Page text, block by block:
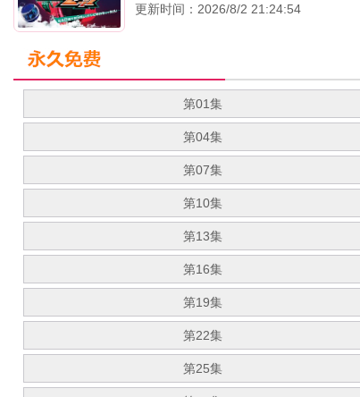
更新时间：2026/8/2 21:24:54
第01集
第04集
第07集
第10集
第13集
第16集
第19集
第22集
第25集